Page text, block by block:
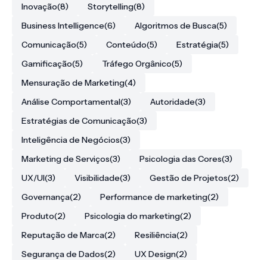
Inovação(8) Storytelling(8)
Business Intelligence(6) Algoritmos de Busca(5)
Comunicação(5) Conteúdo(5) Estratégia(5)
Gamificação(5) Tráfego Orgânico(5)
Mensuração de Marketing(4)
Análise Comportamental(3) Autoridade(3)
Estratégias de Comunicação(3)
Inteligência de Negócios(3)
Marketing de Serviços(3) Psicologia das Cores(3)
UX/UI(3) Visibilidade(3) Gestão de Projetos(2)
Governança(2) Performance de marketing(2)
Produto(2) Psicologia do marketing(2)
Reputação de Marca(2) Resiliência(2)
Segurança de Dados(2) UX Design(2)